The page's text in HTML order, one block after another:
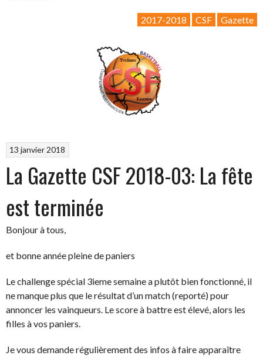
2017-2018 CSF Gazette
13 janvier 2018
La Gazette CSF 2018-03: La fête
est terminée
Bonjour à tous,
et bonne année pleine de paniers
Le challenge spécial 3ieme semaine a plutôt bien fonctionné, il
ne manque plus que le résultat d’un match (reporté) pour
annoncer les vainqueurs. Le score à battre est élevé, alors les
filles à vos paniers.
Je vous demande régulièrement des infos à faire apparaître